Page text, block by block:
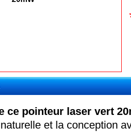
ce pointeur laser vert
et la conception